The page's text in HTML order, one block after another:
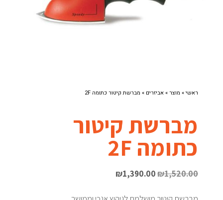
ראשי» מוצר»אביזרים » מברשת קיטור כתומה 2F
מברשת קיטור
כתומה 2F
₪1,520.00
₪1,390.00